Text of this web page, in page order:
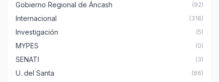
Gobierno Regional de Áncash (92)
Internacional (318)
Investigación (5)
MYPES (0)
SENATI (3)
U. del Santa (66)